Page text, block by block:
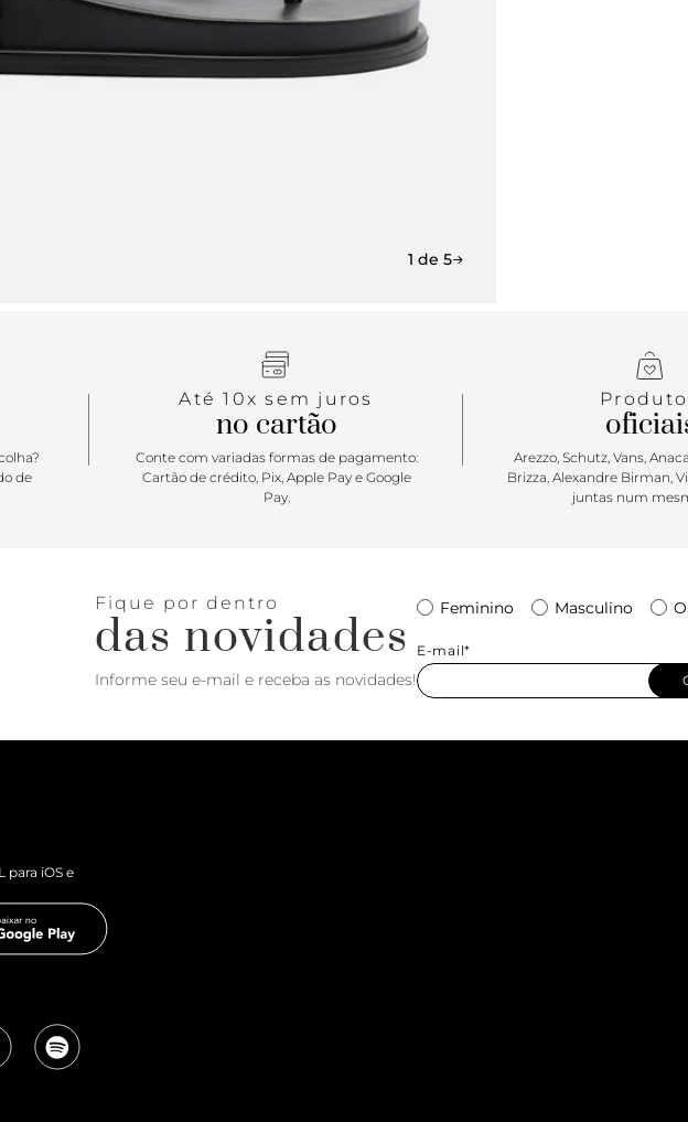
1 de 5
de
Até 10x sem juros
no cartão
Conte com variadas formas de pagamento:
Cartão de crédito, Pix, Apple Pay e Google
Pay.
Arezzo, Schutz, Vans,
Brizza, Alexandre Birman,
juntas num
Fique por dentro
das novidades
Informe seu e-mail e receba as novidades!
Feminino Masculino
E-mail*
para iOS e